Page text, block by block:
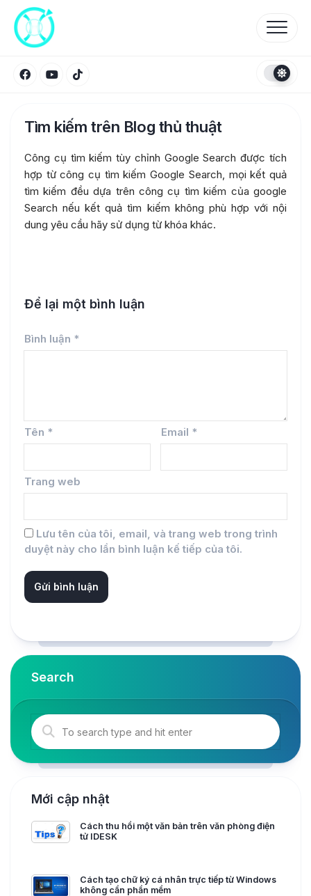
content
Tìm kiếm trên Blog thủ thuật
Công cụ tìm kiếm tùy chỉnh Google Search được tích
hợp từ công cụ tìm kiếm Google Search, mọi kết quả
tìm kiếm đều dựa trên công cụ tìm kiếm của google
Search nếu kết quả tìm kiếm không phù hợp với nội
dung yêu cầu hãy sử dụng từ khóa khác.
Để lại một bình luận
Bình luận *
Tên * Email *
Trang web
Lưu tên của tôi, email, và trang web trong trình
duyệt này cho lần bình luận kế tiếp của tôi.
Search
Mới cập nhật
Cách thu hồi một văn bản trên văn phòng điện
tử IDESK
Cách tạo chữ ký cá nhân trực tiếp từ Windows
không cần phần mềm